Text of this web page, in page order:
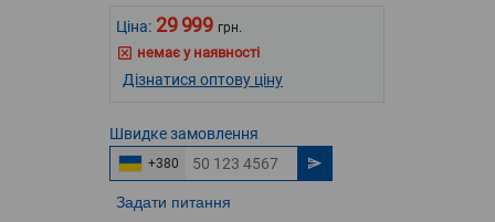
Ціна: 29 999 грн.
немає у наявності
Дізнатися оптову ціну
Швидкезамовлення
+380
Задати питання